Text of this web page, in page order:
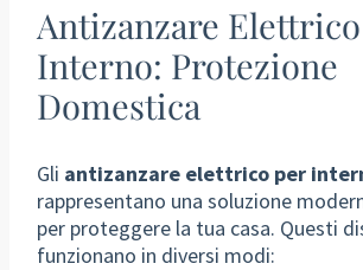
Antizanzare
Interno: Protezione
Domestica
Gli antizanzare elettrico per
rappresentano una soluzione
per proteggere la tua casa. Questi
funzionano in diversi modi: